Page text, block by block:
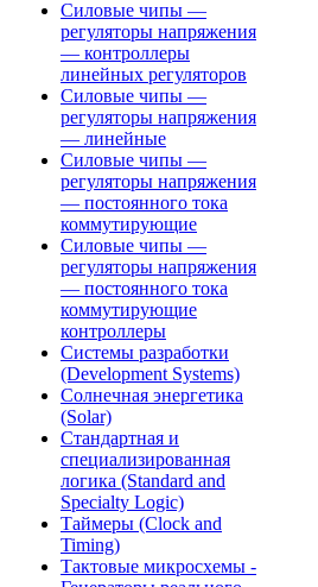
Силовые чипы —
регуляторы напряжения
— контроллеры
линейных регуляторов
Силовые чипы —
регуляторы напряжения
— линейные
Силовые чипы —
регуляторы напряжения
— постоянного тока
коммутирующие
Силовые чипы —
регуляторы напряжения
— постоянного тока
коммутирующие
контроллеры
Системы разработки
(Development Systems)
Солнечная энергетика
(Solar)
Стандартная и
специализированная
логика (Standard and
Specialty Logic)
Таймеры (Clock and
Timing)
Тактовые микросхемы -